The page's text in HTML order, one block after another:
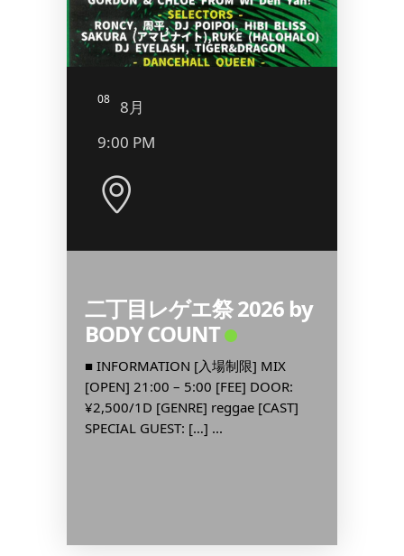
08
8月
9:00 PM
二丁目レゲエ祭 2026 by
BODY COUNT
■ INFORMATION [入場制限] MIX
[OPEN] 21:00 – 5:00 [FEE] DOOR:
¥2,500/1D [GENRE] reggae [CAST]
SPECIAL GUEST: […] ...